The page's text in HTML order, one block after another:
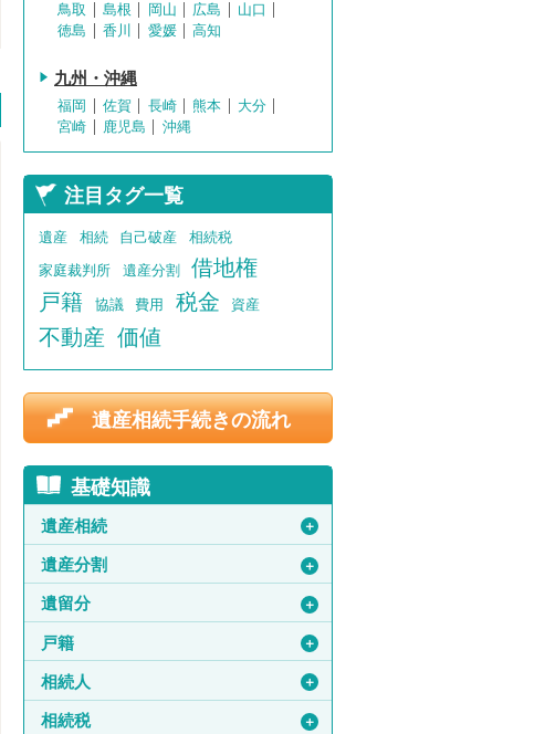
鳥取 島根 岡山 広島
山口
徳島
香川 愛媛 高知
九州・沖縄
福岡 佐賀 長崎 熊本
大分
宮崎
鹿児島 沖縄
注目タグ一覧
遺産 相続 自己破産
相続税
家庭裁判所
遺産分割
借地権
戸籍
協議 費用 税金 資産
不動産 価値
遺産相続手続きの流れ
基礎知識
遺産相続 ＋
遺産分割 ＋
遺留分 ＋
戸籍 ＋
相続人 ＋
相続税 ＋